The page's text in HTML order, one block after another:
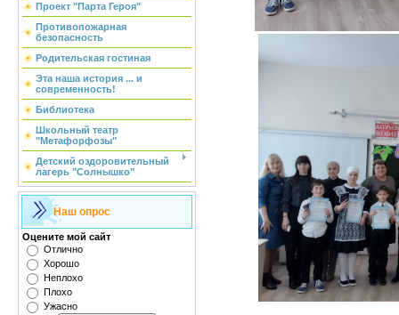
Проект "Парта Героя"
Противопожарная
безопасность
Родительская гостиная
Эта наша история ... и
современность!
Библиотека
Школьный театр
"Метафорфозы"
Детский оздоровительный
лагерь "Солнышко"
Наш опрос
Оцените мой сайт
Отлично
Хорошо
Неплохо
Плохо
Ужасно